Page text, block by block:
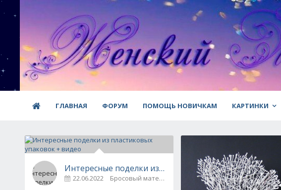
ГЛАВНАЯ ФОРУМ ПОМОЩЬ НОВИЧКАМ КАРТИНКИ
Интересные поделки из пластиковых упаковок + видео
22.06.2022 Бросовый материал